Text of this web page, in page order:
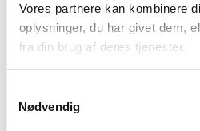
Vores partnere kan kombinere
oplysninger, du har givet dem,
fra din brug af deres tjenester.
Nødvendig